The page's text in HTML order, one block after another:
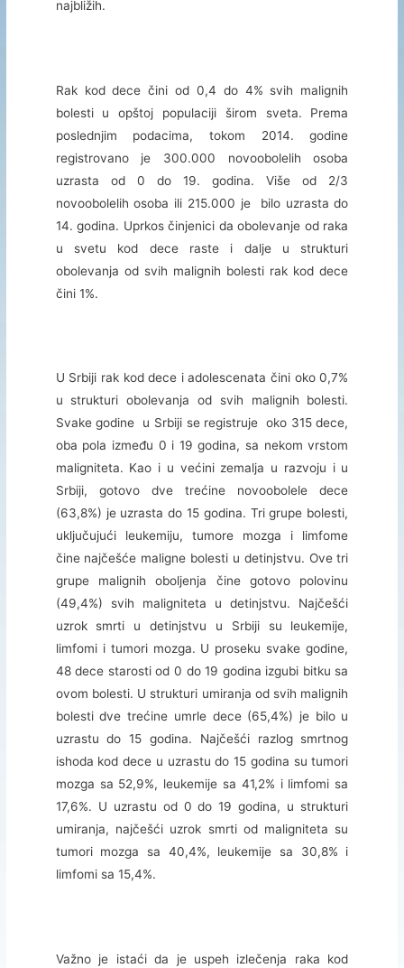
najbližih.
Rak kod dece čini od 0,4 do 4% svih malignih
bolesti u opštoj populaciji širom sveta. Prema
poslednjim podacima, tokom 2014. godine
registrovano je 300.000 novoobolelih osoba
uzrasta od 0 do 19. godina. Više od 2/3
novoobolelih osoba ili 215.000 je bilo uzrasta do
14. godina. Uprkos činjenici da obolevanje od raka
u svetu kod dece raste i dalje u strukturi
obolevanja od svih malignih bolesti rak kod dece
čini 1%.
U Srbiji rak kod dece i adolescenata čini oko 0,7%
u strukturi obolevanja od svih malignih bolesti.
Svake godine u Srbiji se registruje oko 315 dece,
oba pola između 0 i 19 godina, sa nekom vrstom
maligniteta. Kao i u većini zemalja u razvoju i u
Srbiji, gotovo dve trećine novoobolele dece
(63,8%) je uzrasta do 15 godina. Tri grupe bolesti,
uključujući leukemiju, tumore mozga i limfome
čine najčešće maligne bolesti u detinjstvu. Ove tri
grupe malignih oboljenja čine gotovo polovinu
(49,4%) svih maligniteta u detinjstvu. Najčešći
uzrok smrti u detinjstvu u Srbiji su leukemije,
limfomi i tumori mozga. U proseku svake godine,
48 dece starosti od 0 do 19 godina izgubi bitku sa
ovom bolesti. U strukturi umiranja od svih malignih
bolesti dve trećine umrle dece (65,4%) je bilo u
uzrastu do 15 godina. Najčešći razlog smrtnog
ishoda kod dece u uzrastu do 15 godina su tumori
mozga sa 52,9%, leukemije sa 41,2% i limfomi sa
17,6%. U uzrastu od 0 do 19 godina, u strukturi
umiranja, najčešći uzrok smrti od maligniteta su
tumori mozga sa 40,4%, leukemije sa 30,8% i
limfomi sa 15,4%.
Važno je istaći da je uspeh izlečenja raka kod